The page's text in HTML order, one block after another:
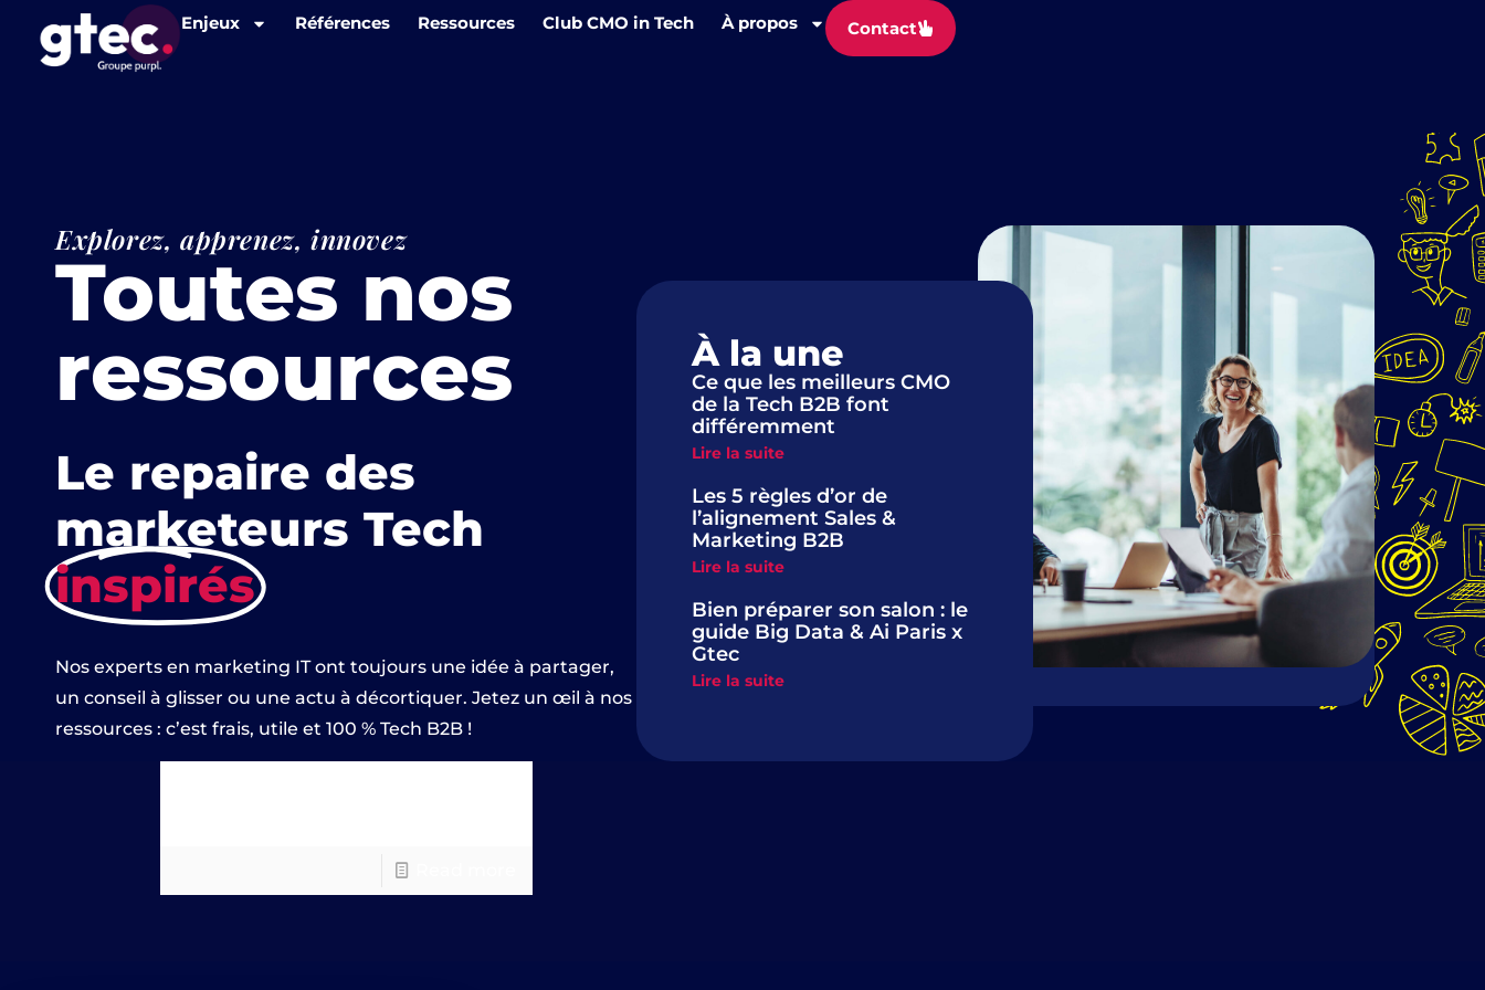
Panneau de gestion des cookies
Enjeux Références Ressources Club CMO in Tech À propos Contact
Explorez, apprenez, innovez
Toutes nos
ressources
Le repaire des
marketeurs Tech
inspirés
Nos experts en marketing IT ont toujours une idée à partager,
un conseil à glisser ou une actu à décortiquer. Jetez un œil à nos
ressources : c’est frais, utile et 100 % Tech B2B !
À la une
Ce que les meilleurs CMO
de la Tech B2B font
différemment
Lire la suite
Les 5 règles d’or de
l’alignement Sales &
Marketing B2B
Lire la suite
Bien préparer son salon : le
guide Big Data & Ai Paris x
Gtec
Lire la suite